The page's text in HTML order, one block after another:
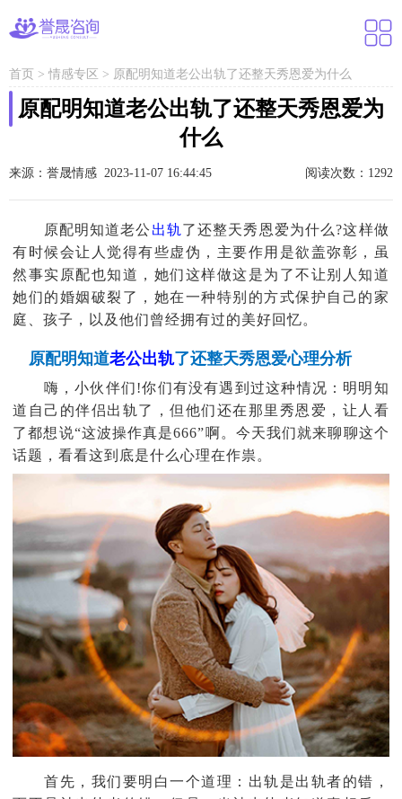
首页 > 情感专区 > 原配明知道老公出轨了还整天秀恩爱为什么
原配明知道老公出轨了还整天秀恩爱为
什么
来源：誉晟情感 2023-11-07 16:44:45 阅读次数：1292
原配明知道老公 出轨了还整天秀恩爱为什么?这样做
有时候会让人觉得有些虚伪，主要作用是欲盖弥彰，虽
然事实原配也知道，她们这样做这是为了不让别人知道
她们的婚姻破裂了，她在一种特别的方式保护自己的家
庭、孩子，以及他们曾经拥有过的美好回忆。
原配明知道老公出轨了还整天秀恩爱心理分析
嗨，小伙伴们!你们有没有遇到过这种情况：明明知
道自己的伴侣出轨了，但他们还在那里秀恩爱，让人看
了都想说“这波操作真是666”啊。今天我们就来聊聊这个
话题，看看这到底是什么心理在作祟。
首先，我们要明白一个道理：出轨是出轨者的错，